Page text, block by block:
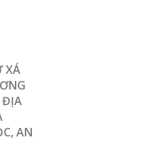
XÁ
ĐỊA
AN